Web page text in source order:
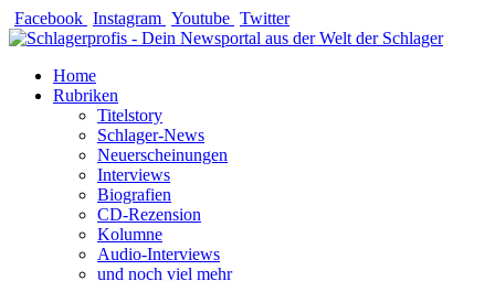
Zum
Inhalt
Facebook Instagram Youtube Twitter
Home
Rubriken
Titelstory
Schlager-News
Neuerscheinungen
Interviews
Biografien
CD-Rezension
Kolumne
Audio-Interviews
und noch viel mehr